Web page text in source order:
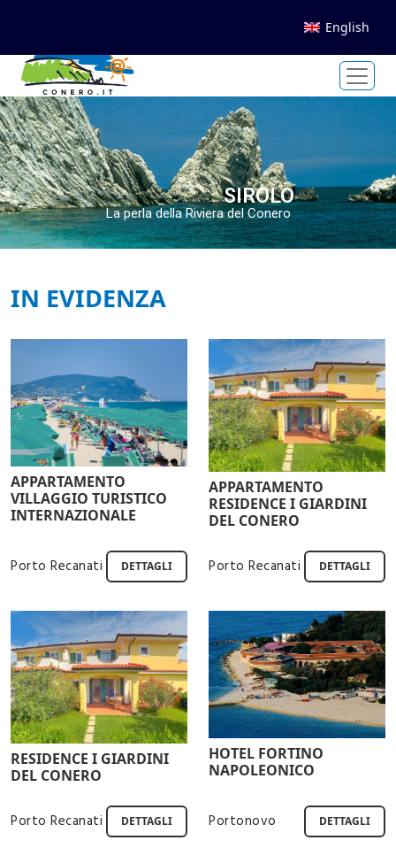
English
SIROLO
La perla della Riviera del Conero
IN EVIDENZA
APPARTAMENTO
VILLAGGIO TURISTICO
INTERNAZIONALE
Porto Recanati DETTAGLI
APPARTAMENTO
RESIDENCE I GIARDINI
DEL CONERO
Porto Recanati DETTAGLI
RESIDENCE I GIARDINI
DEL CONERO
Porto Recanati DETTAGLI
HOTEL FORTINO
NAPOLEONICO
Portonovo DETTAGLI